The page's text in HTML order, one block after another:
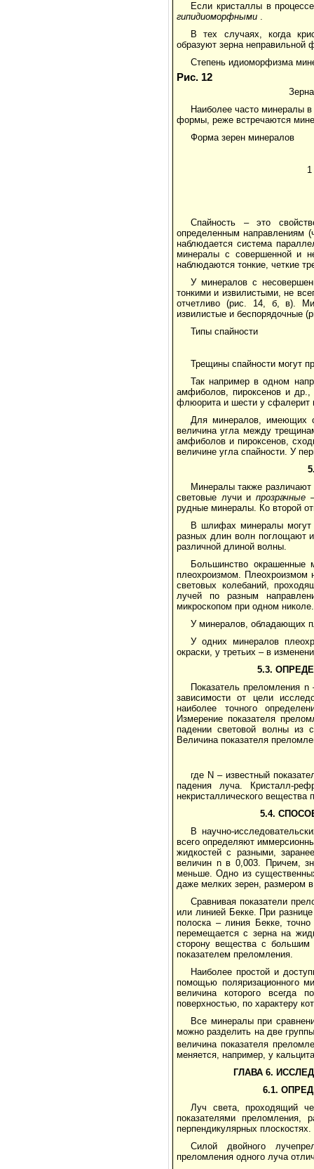
Если кристаллы в
гипидиоморфными .
В тех случаях, когда
образуют зерна
Степень идиоморфизма
Рис. 12
Наиболее часто минералы
формы, реже встречаются
Форма зерен минералов
Спайность – это
определенным направлениям
наблюдается система
минералы с совершенной и
наблюдаются тонкие, четкие
У минералов с
тонкими и извилистыми, не
отчетливо (рис. 14, б, в).
извилистые и беспорядочные
Типы спайности
Трещины спайности могут
Так например в одном
амфиболов, пироксенов и др.,
флюорита и шести у сфалерит
Для минералов, имеющих
величина угла между
амфиболов и пироксенов,
величине угла спайности. У
Минералы также
световые лучи ипрозрачные
рудные минералы. Ко второй
В шлифах минералы могут
разных длин волн поглощают
различной длиной волны.
Большинство окрашенные
плеохроизмом. Плеохроизмом
световых колебаний,
лучей по разным
микроскопом при одном николе.
У минералов, обладающих
У одних минералов
окраски, у третьих – в
5.3.
Показатель преломления
зависимости от цели
наиболее точного
Измерение показателя
падении световой волны
Величина показателя
где N – известный
падения луча. Кристалл-
некристаллического
5.4.
В научно-
всего определяют
жидкостей с разными,
величин n в 0,003. Причем,
меньше. Одно из
даже мелких зерен, размером
Сравнивая показатели
или линией Бекке. При
полоска – линия Бекке,
перемещается с зерна на
сторону вещества с
показателем преломления.
Наиболее простой и
помощью поляризационного
величина которого всегда
поверхностью, по характеру
Все минералы при
можно разделить на две
величина показателя
меняется, например, у
ГЛАВА 6.
6.1.
Луч света, проходящий
показателями преломления,
перпендикулярных плоскостях.
Силой двойного
преломления одного луча